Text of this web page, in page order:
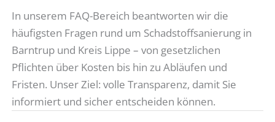
In unserem FAQ-Bereich beantworten wir die
häufigsten Fragen rund um Schadstoffsanierung in
Barntrup und Kreis Lippe – von gesetzlichen
Pflichten über Kosten bis hin zu Abläufen und
Fristen. Unser Ziel: volle Transparenz, damit Sie
informiert und sicher entscheiden können.